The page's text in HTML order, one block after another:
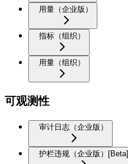
用量（企业版）
指标（组织）
用量（组织）
可观测性
审计日志（企业版）
护栏违规（企业版）[Beta]